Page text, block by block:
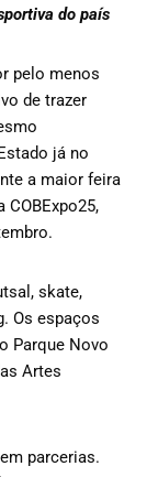
do país
pelo menos
de trazer
já no
a maior feira
skate,
Os espaços
Parque Novo
Artes
parcerias.